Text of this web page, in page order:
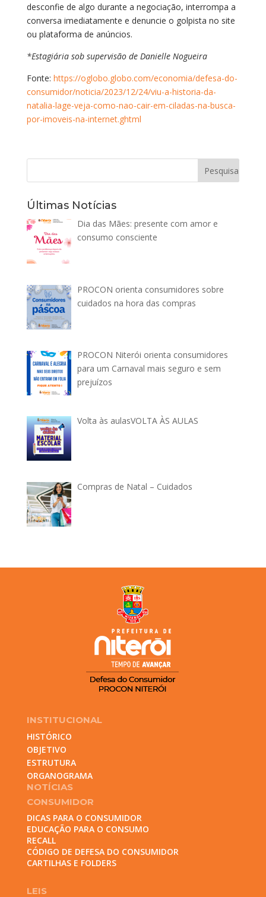
desconfie de algo durante a negociação, interrompa a
conversa imediatamente e denuncie o golpista no site
ou plataforma de anúncios.
*Estagiária sob supervisão de Danielle Nogueira
Fonte: https://oglobo.globo.com/economia/defesa-do-
consumidor/noticia/2023/12/24/viu-a-historia-da-
natalia-lage-veja-como-nao-cair-em-ciladas-na-busca-
por-imoveis-na-internet.ghtml
Últimas Notícias
Dia das Mães: presente com amor e
consumo consciente
PROCON orienta consumidores sobre
cuidados na hora das compras
PROCON Niterói orienta consumidores
para um Carnaval mais seguro e sem
prejuízos
Volta às aulasVOLTA ÀS AULAS
Compras de Natal – Cuidados
INSTITUCIONAL
HISTÓRICO
OBJETIVO
ESTRUTURA
ORGANOGRAMA
NOTÍCIAS
CONSUMIDOR
DICAS PARA O CONSUMIDOR
EDUCAÇÃO PARA O CONSUMO
RECALL
CÓDIGO DE DEFESA DO CONSUMIDOR
CARTILHAS E FOLDERS
LEIS